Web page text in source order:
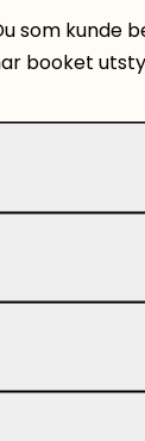
som
booket